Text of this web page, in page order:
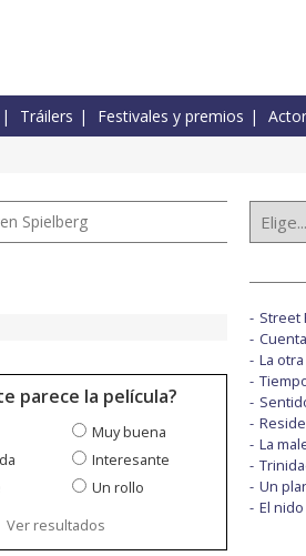
Tráilers Festivales y premios
Spielberg
parece la película?
Muy buena
Interesante
Un rollo
Ver resultados
Street
La
La
Un
El nido